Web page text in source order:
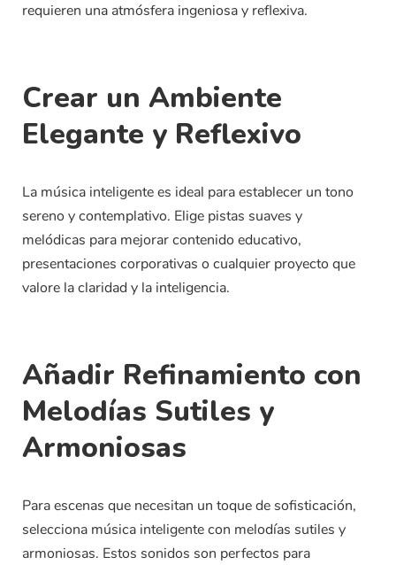
requieren una atmósfera ingeniosa y reflexiva.
Crear un Ambiente
Elegante y Reflexivo
La música inteligente es ideal para establecer un tono
sereno y contemplativo. Elige pistas suaves y
melódicas para mejorar contenido educativo,
presentaciones corporativas o cualquier proyecto que
valore la claridad y la inteligencia.
Añadir Refinamiento con
Melodías Sutiles y
Armoniosas
Para escenas que necesitan un toque de sofisticación,
selecciona música inteligente con melodías sutiles y
armoniosas. Estos sonidos son perfectos para